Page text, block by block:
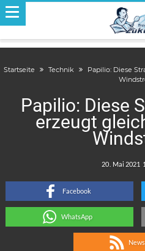
Startseite Technik
Papilio: Diese
Papilio: Diese
erzeugt
Facebook
WhatsApp